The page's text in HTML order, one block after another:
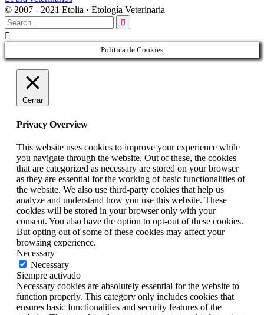
© 2007 - 2021 Etolia · Etología Veterinaria


Política de Cookies
Cerrar
Privacy Overview
This website uses cookies to improve your experience while
you navigate through the website. Out of these, the cookies
that are categorized as necessary are stored on your browser
as they are essential for the working of basic functionalities of
the website. We also use third-party cookies that help us
analyze and understand how you use this website. These
cookies will be stored in your browser only with your
consent. You also have the option to opt-out of these cookies.
But opting out of some of these cookies may affect your
browsing experience.
Necessary
Necessary
Siempre activado
Necessary cookies are absolutely essential for the website to
function properly. This category only includes cookies that
ensures basic functionalities and security features of the